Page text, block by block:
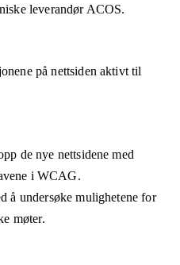
leverandør ACOS.
på nettsiden aktivt til
de nye nettsidene med
i WCAG.
å undersøke mulighetene for
møter.